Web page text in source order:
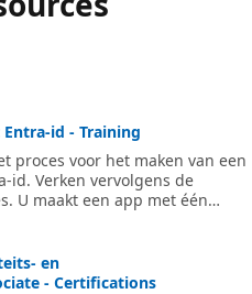
id - Training
proces voor het maken van een
id. Verken vervolgens de
U maakt een app met één
dieper in op het verlenen van
we hoe en wanneer
kunnen gebruiken.
en
- Certifications